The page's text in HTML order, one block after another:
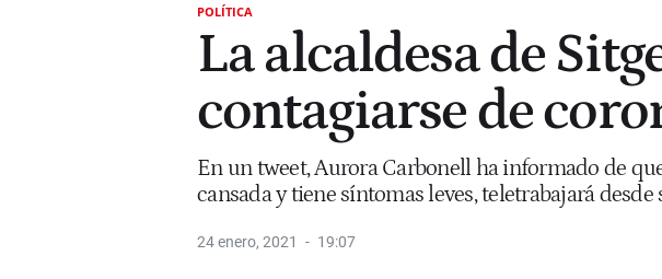
POLÍTICA
La alcaldesa de
contagiarse de
En un tweet, Aurora Carbonell ha informado de
cansada y tiene síntomas leves, teletrabajará desde
24 enero, 2021 19:07